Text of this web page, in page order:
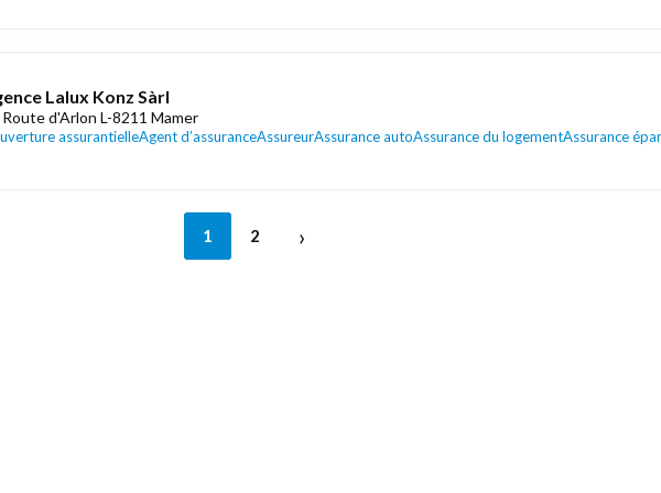
Lalux Konz Sàrl
Route d'Arlon L-8211 Mamer
assurantielleAgent d’assuranceAssureurAssurance autoAssurance du logementAssurance
1 2 ›